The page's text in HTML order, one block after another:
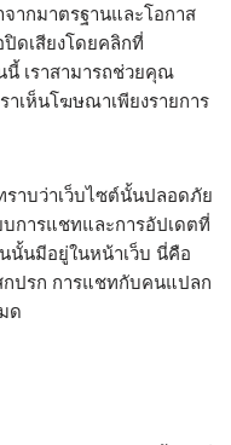
ากมาตรฐานและโอกาส
ปิดเสียงโดยคลิกที่
เราสามารถช่วยคุณ
เห็นโฆษณาเพียงรายการ
ราบว่าเว็บไซต์นั้นปลอดภัย
การแชทและการอัปเดตที่
นั้นมีอยู่ในหน้าเว็บ นี่คือ
กปรก การแชทกับคนแปลก
ด